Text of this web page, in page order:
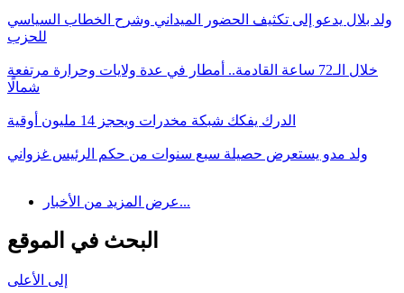
ولد بلال يدعو إلى تكثيف الحضور الميداني وشرح الخطاب السياسي
للحزب
خلال الـ72 ساعة القادمة.. أمطار في عدة ولايات وحرارة مرتفعة
شمالًا
الدرك يفكك شبكة مخدرات ويحجز 14 مليون أوقية
ولد مدو يستعرض حصيلة سبع سنوات من حكم الرئيس غزواني
عرض المزيد من الأخبار...
البحث في الموقع
إلى الأعلى